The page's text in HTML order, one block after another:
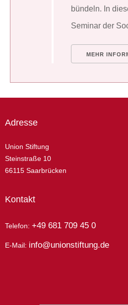
bündeln. In
Seminar der
MEHR
Adresse
Union Stiftung
Steinstraße 10
66115 Saarbrücken
Kontakt
Telefon: +49 681 709 45 0
E-Mail: info@unionstiftung.de